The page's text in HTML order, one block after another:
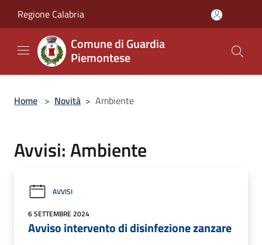
Regione Calabria
Comune di Guardia
Piemontese
Home > Novità > Ambiente
Avvisi: Ambiente
AVVISI
6 SETTEMBRE 2024
Avviso intervento di disinfezione zanzare